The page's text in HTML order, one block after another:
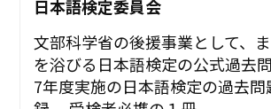
日本語検定委員会
文部科学省の後援事業として、
を浴びる日本語検定の公式過去
7年度実施の日本語検定の過去